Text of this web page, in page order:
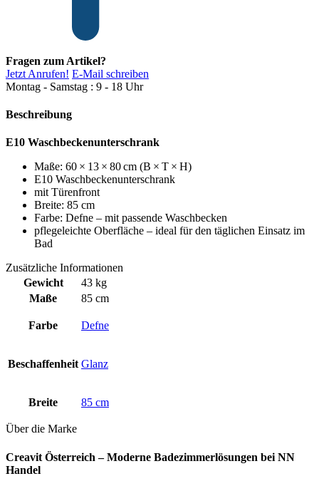
Fragen zum Artikel?
Jetzt Anrufen! E-Mail schreiben
Montag - Samstag : 9 - 18 Uhr
Beschreibung
E10 Waschbeckenunterschrank
Maße: 60 × 13 × 80 cm (B × T × H)
E10 Waschbeckenunterschrank
mit Türenfront
Breite: 85 cm
Farbe: Defne – mit passende Waschbecken
pflegeleichte Oberfläche – ideal für den täglichen Einsatz im
Bad
Zusätzliche Informationen
Gewicht
43 kg
Maße
85 cm
Farbe Defne
Beschaffenheit Glanz
Breite 85 cm
Über die Marke
Creavit Österreich – Moderne Badezimmerlösungen bei NN
Handel